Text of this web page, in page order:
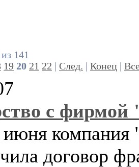
141
19 20 21 22 След. Конец
с
июня компания
договор